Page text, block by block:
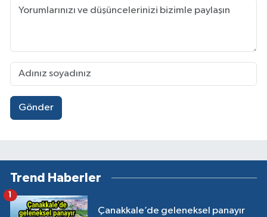
Gönder
Trend Haberler
Çanakkale’de geleneksel panayır
1